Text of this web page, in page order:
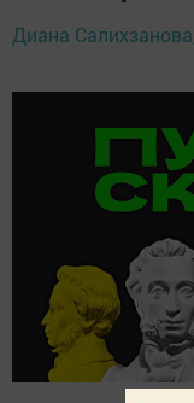
Диана